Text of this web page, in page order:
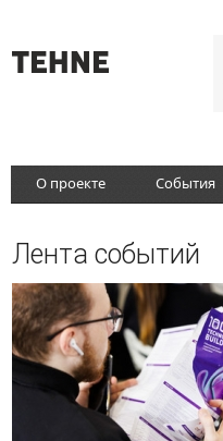
О проекте События
Лента событий